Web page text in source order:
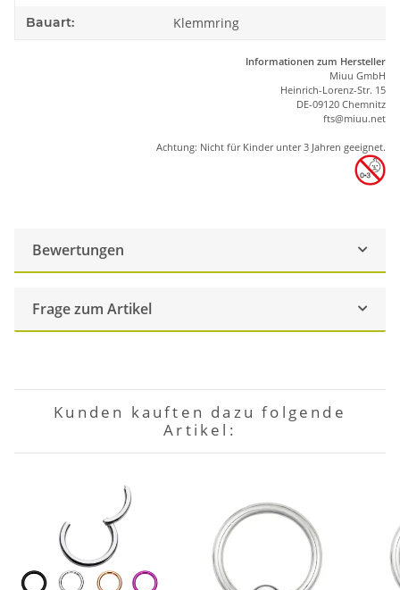
Bauart: Klemmring
Informationen zum Hersteller
Miuu GmbH
Heinrich-Lorenz-Str. 15
DE-09120 Chemnitz
fts@miuu.net
Achtung: Nicht für Kinder unter 3 Jahren geeignet.
Bewertungen
Frage zum Artikel
Kunden kauften dazu folgende
Artikel: